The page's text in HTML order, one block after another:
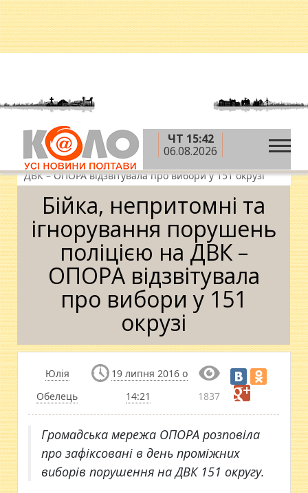
ЧТ 15:42
06.08.2026
Головна » Новини » Політика »Бійка,
непритомні та ігнорування порушень поліцією на
ДВК – ОПОРА відзвітувала про вибори у 151 окрузі
Бійка, непритомні та
ігнорування порушень
поліцією на ДВК –
ОПОРА відзвітувала
про вибори у 151
окрузі
Юлія
Обелець
19 липня 2016 о
14:21
1837
Громадська мережа ОПОРА розповіла
про зафіксовані в день проміжних
виборів порушення на ДВК 151 округу.